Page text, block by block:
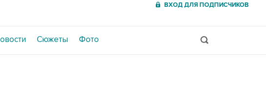
ВХОД ДЛЯ ПОДПИСЧИКОВ
Сюжеты Фото